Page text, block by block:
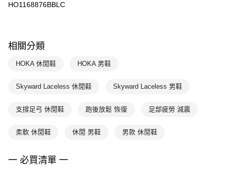
HO1168876BBLC
相關分類
HOKA 休閒鞋 HOKA 男鞋
Skyward Laceless 休閒鞋 Skyward Laceless 男鞋
支撐足弓 休閒鞋 跑後放鬆 恢復 足部疲勞 減震
柔軟 休閒鞋 休閒 男鞋 男款 休閒鞋
一 必買清單 一